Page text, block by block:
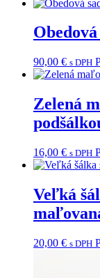
Obedová
90,00 € s DPH
Zelená
16,00 € s DPH
Veľká
20,00 € s DPH